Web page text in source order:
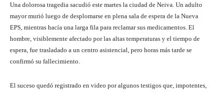
Una dolorosa tragedia sacudió este martes la ciudad de Neiva. Un adulto
mayor murió luego de desplomarse en plena sala de espera de la Nueva
EPS, mientras hacía una larga fila para reclamar sus medicamentos. El
hombre, visiblemente afectado por las altas temperaturas y el tiempo de
espera, fue trasladado a un centro asistencial, pero horas más tarde se
confirmó su fallecimiento.
El suceso quedó registrado en video por algunos testigos que, impotentes,